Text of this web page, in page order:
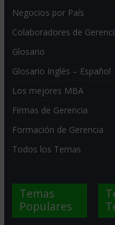
Negocios por País
Colaboradores de
Glosario
Glosario Inglés – Español
Los mejores MBA
Firmas de Gerencia
Formación de Gerencia
Todos los Temas
Temas
Populares